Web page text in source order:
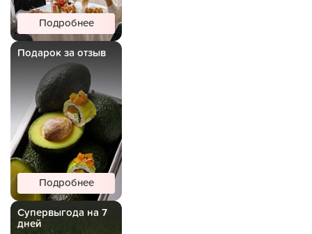
Подробнее
Подарок за отзыв
Подробнее
Супервыгода на 7
дней